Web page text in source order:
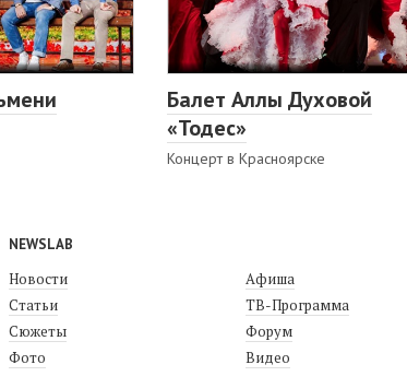
Балет Аллы Духовой
«Тодес»
Концерт в Красноярске
NEWSLAB
Новости
Статьи
Сюжеты
Фото
Афиша
ТВ-Программа
Форум
Видео